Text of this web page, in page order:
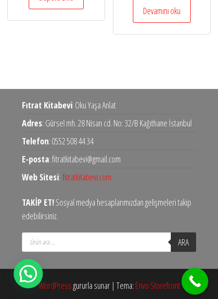
₺3.675,00.
₺1.400,00.
₺850,00.
Devamını oku
Fıtrat Kitabevi Oku Yaşa Anlat
Adres: Gürsel mh. 28 Nisan cd. No: 32/B Kağıthane İstanbul
Telefon: 0552 508 44 34
E-posta: fitratkitabevi@gmail.com
Web Sitesi: fitratkitabevi.com
TAKİP ET!Sosyal medya hesaplarımızdan gelişmeleri takip
edebilirsiniz.
Products
search ARA
WordPressgururla sunar | Tema: Envo Storefront